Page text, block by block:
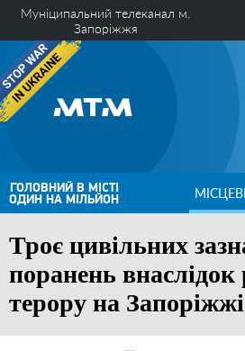
Муніципальний телеканал м.
Запоріжжя
ГОЛОВНИЙ В МІСТІ
ОДИН НА МІЛЬЙОН
Троє цивільних
поранень внаслідок
терору на Запоріжжі